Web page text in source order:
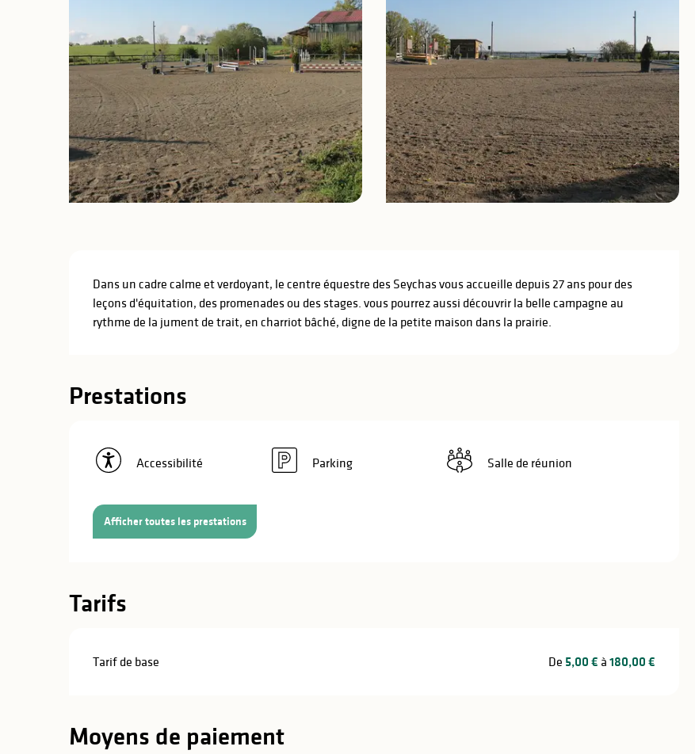
Description
Dans un cadre calme et verdoyant, le centre équestre des Seychas vous accueille depuis 27 ans pour des
leçons d'équitation, des promenades ou des stages. vous pourrez aussi découvrir la belle campagne au
rythme de la jument de trait, en charriot bâché, digne de la petite maison dans la prairie.
Prestations
Accessibilité Parking Salle de réunion
Afficher toutes les prestations
Tarifs
Tarif de base De 5,00 € à180,00 €
Moyens de paiement